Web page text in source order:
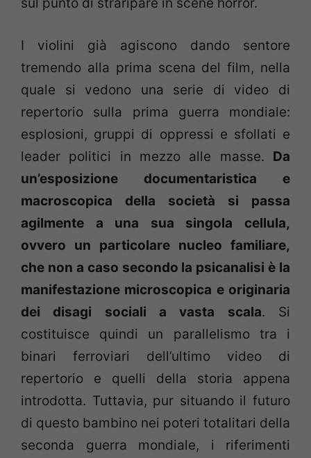
I violini già agiscono dando sentore
tremendo alla prima scena del film, nella
quale si vedono una serie di video di
repertorio sulla prima guerra mondiale:
esplosioni, gruppi di oppressi e sfollati e
leader politici in mezzo alle masse. Da
un’esposizione documentaristica e
macroscopica della società si passa
agilmente a una sua singola cellula,
ovvero un particolare nucleo familiare,
che non a caso secondo la psicanalisi è la
manifestazione microscopica e originaria
dei disagi sociali a vasta scala. Si
costituisce quindi un parallelismo tra i
binari ferroviari dell’ultimo video di
repertorio e quelli della storia appena
introdotta. Tuttavia, pur situando il futuro
di questo bambino nei poteri totalitari della
seconda guerra mondiale, i riferimenti